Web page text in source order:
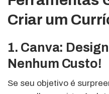
Criar um
1. Canva:
Nenhum Custo!
Se seu objetivo é